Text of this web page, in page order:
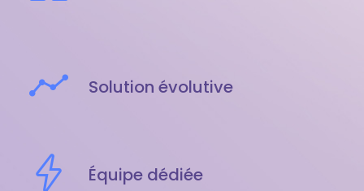
Solution évolutive
Équipe dédiée